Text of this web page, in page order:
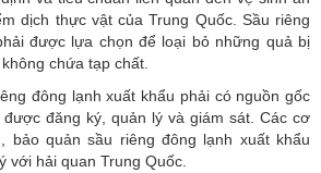
dịch thực vật của Trung Quốc. Sầu riêng
được lựa chọn để loại bỏ những quả bị
chứa tạp chất.
đông lạnh xuất khẩu phải có nguồn gốc
đăng ký, quản lý và giám sát. Các cơ
bảo quản sầu riêng đông lạnh xuất khẩu
với hải quan Trung Quốc.